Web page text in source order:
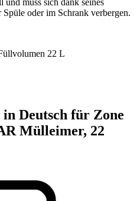
und muss sich dank seines
oder im Schrank verbergen.
22 L
Deutsch für Zone
Mülleimer, 22